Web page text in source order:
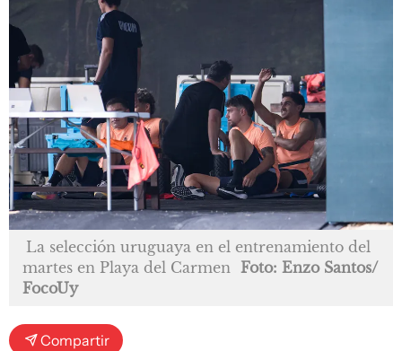
La selección uruguaya en el entrenamiento del
martes en Playa del Carmen Foto: Enzo Santos/
FocoUy
Compartir